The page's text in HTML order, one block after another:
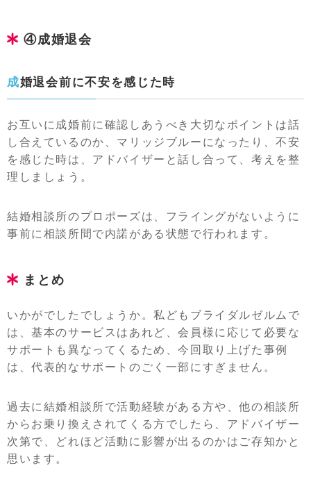
④成婚退会
成婚退会前に不安を感じた時
お互いに成婚前に確認しあうべき大切なポイントは話
し合えているのか、マリッジブルーになったり、不安
を感じた時は、アドバイザーと話し合って、考えを整
理しましょう。
結婚相談所のプロポーズは、フライングがないように
事前に相談所間で内諾がある状態で行われます。
まとめ
いかがでしたでしょうか。私どもブライダルゼルムで
は、基本のサービスはあれど、会員様に応じて必要な
サポートも異なってくるため、今回取り上げた事例
は、代表的なサポートのごく一部にすぎません。
過去に結婚相談所で活動経験がある方や、他の相談所
からお乗り換えされてくる方でしたら、アドバイザー
次第で、どれほど活動に影響が出るのかはご存知かと
思います。